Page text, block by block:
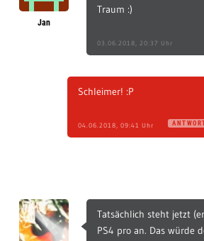
Jan
Traum :)
03.06.2018, 20:37 Uhr
Schleimer! :P
04.06.2018, 09:41 Uhr
Tatsächlich steht jetzt
PS4 pro an. Das würde